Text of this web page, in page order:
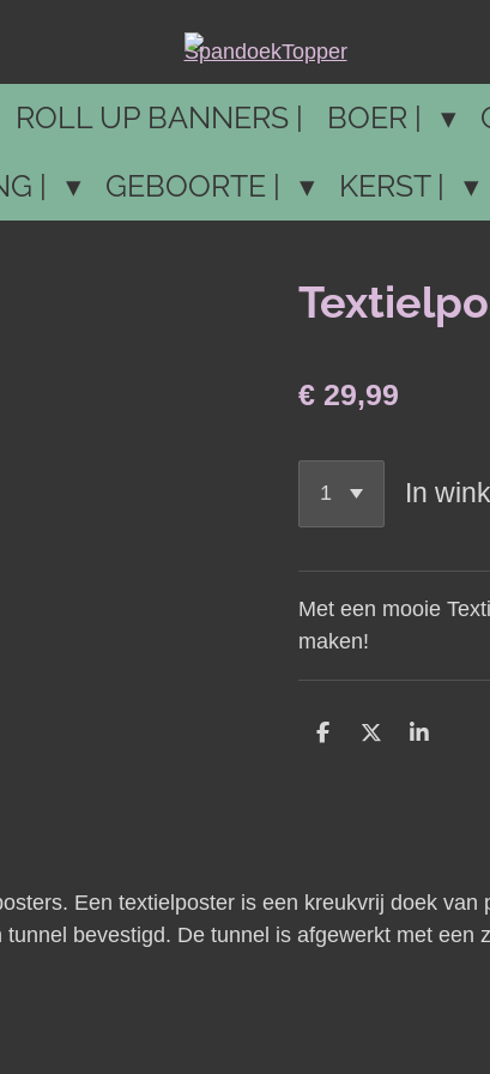
ROLL UP BANNERS | BOER |
|
GEBOORTE | KERST |
€ 29,99
In
Met een mooie
maken!
D
D
S
Een textielposter is een kreukvrij doek van
bevestigd. De tunnel is afgewerkt met een